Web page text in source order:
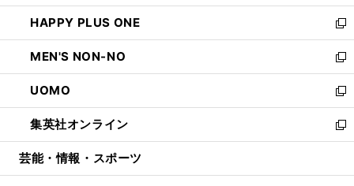
開
く
ウ
で
開
く
ン
ド
ウ
で
開
く
ウ
ィ
ン
ド
ウ
で
開
く
し
い
ウ
ィ
ン
ド
ウ
で
開
HAPPY PLUS ONE
新
し
い
ウ
ィ
ン
ド
ウ
開
MEN'S NON-NO
新
し
い
ウ
ィ
ン
ウ
UOMO
新
し
い
ウ
ン
集英社オンライン
新
し
ウ
芸能・情報・スポーツ